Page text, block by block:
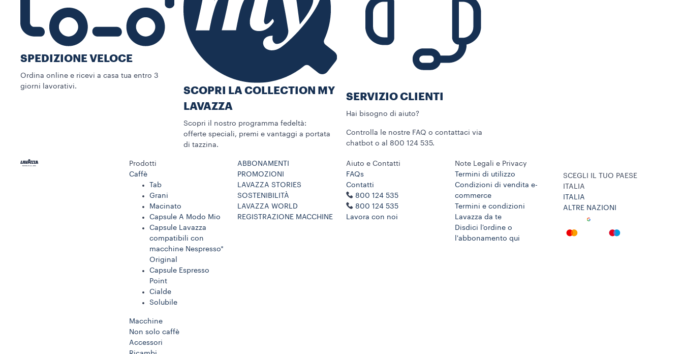
SPEDIZIONE VELOCE
Ordina online e ricevi a casa tua entro 3
giorni lavorativi.
SCOPRI LA COLLECTION MY
LAVAZZA
Scopri il nostro programma fedeltà:
offerte speciali, premi e vantaggi a portata
di tazzina.
SERVIZIO CLIENTI​
Hai bisogno di aiuto?​
Controlla le nostre FAQ o contattaci via
chatbot o al 800 124 535.
Prodotti
Caffè
Tab
Grani
Macinato
Capsule A Modo Mio
Capsule Lavazza
compatibili con
macchine Nespresso*
Original
Capsule Espresso
Point
Cialde
Solubile
Macchine
Non solo caffè
Accessori
ABBONAMENTI
PROMOZIONI
LAVAZZA STORIES
SOSTENIBILITÀ
LAVAZZA WORLD
REGISTRAZIONE MACCHINE
Aiuto e Contatti
FAQs
Contatti
800 124 535
800 124 535
Lavora con noi
Note Legali e Privacy
Termini di utilizzo
Condizioni di vendita e-
commerce
Termini e condizioni
Lavazza da te
Disdici l'ordine o
l'abbonamento qui
SCEGLI IL TUO PAESE
ITALIA
ITALIA
ALTRE NAZIONI